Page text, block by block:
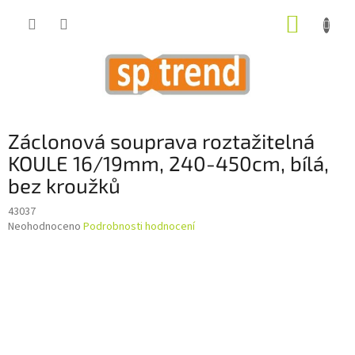
Záclonová souprava roztažitelná
KOULE 16/19mm, 240-450cm, bílá,
bez kroužků
43037
Průměrné
Neohodnoceno Podrobnosti hodnocení